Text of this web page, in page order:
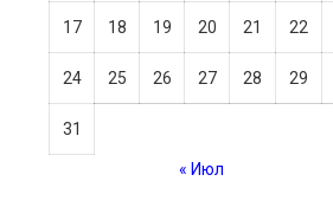
17 18 19 20 21 22
24 25 26 27 28 29
31
« Июл